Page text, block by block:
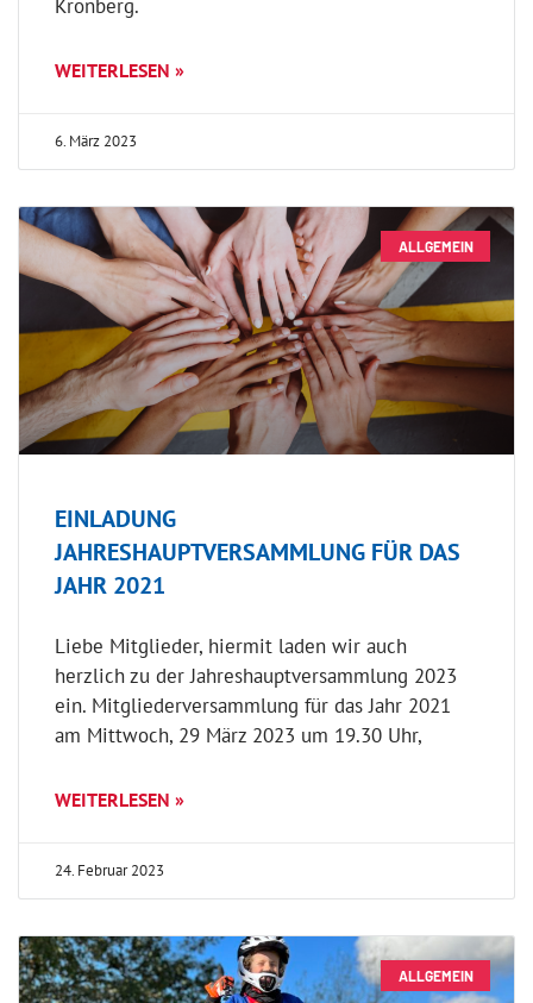
Kronberg.
WEITERLESEN »
6. März 2023
ALLGEMEIN
EINLADUNG
JAHRESHAUPTVERSAMMLUNG FÜR DAS
JAHR 2021
Liebe Mitglieder, hiermit laden wir auch
herzlich zu der Jahreshauptversammlung 2023
ein. Mitgliederversammlung für das Jahr 2021
am Mittwoch, 29 März 2023 um 19.30 Uhr,
WEITERLESEN »
24. Februar 2023
ALLGEMEIN